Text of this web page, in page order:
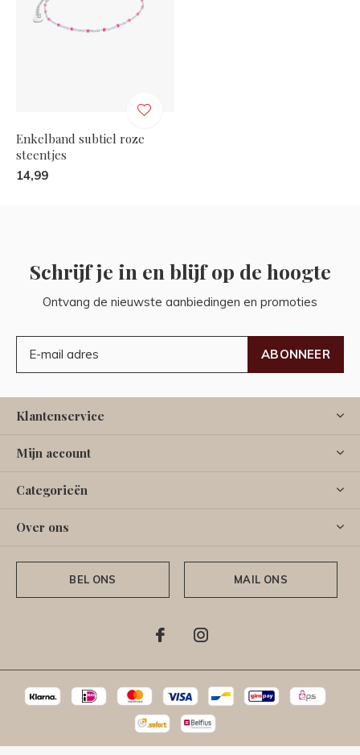
Enkelband subtiel roze
steentjes
14,99
Schrijf je in en blijf op de hoogte
Ontvang de nieuwste aanbiedingen en promoties
ABONNEER
Klantenservice
Mijn account
Categorieën
Over ons
BEL ONS MAIL ONS